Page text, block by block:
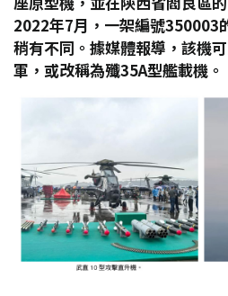
2022年7月，一架編號350003
稍有不同。據媒體報導，該機
軍，或改稱為殲35A型艦載機。